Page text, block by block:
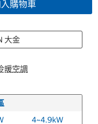
購物車
大金
暖空調
4~4.9kW